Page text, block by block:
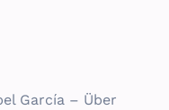
García – Über